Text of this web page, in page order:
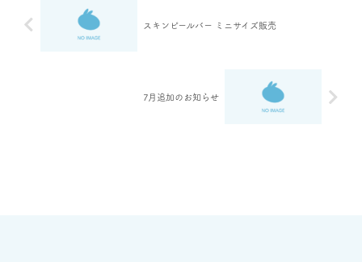
スキンピールバー ミニサイズ販売
7月追加のお知らせ